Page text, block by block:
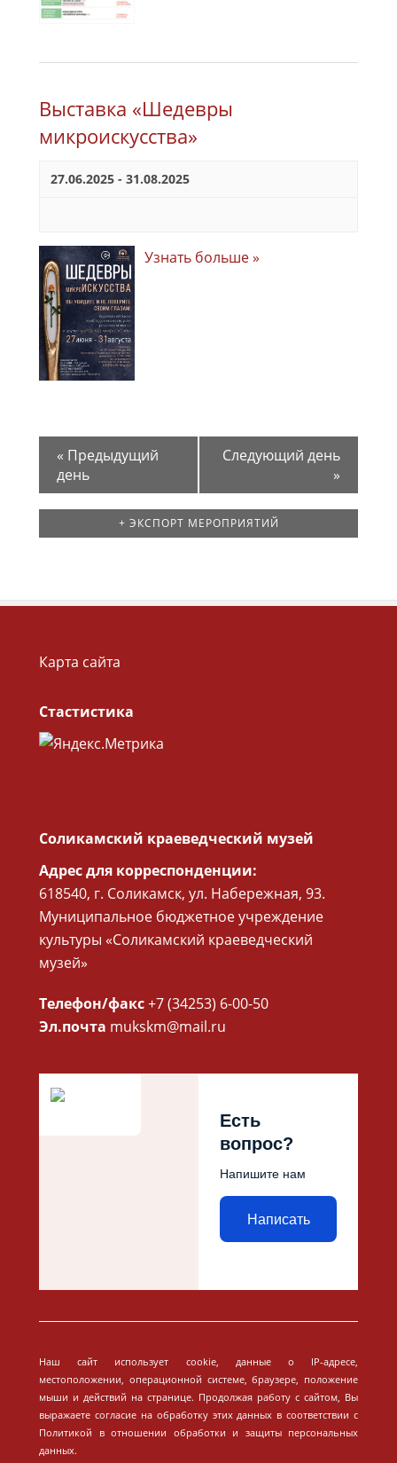
Выставка «Шедевры
микроискусства»
27.06.2025 - 31.08.2025
Узнать больше »
« Предыдущий
день
Следующий день
»
+ ЭКСПОРТ МЕРОПРИЯТИЙ
Карта сайта
Стастистика
Соликамский краеведческий музей
Адрес для корреспонденции:
618540, г. Соликамск, ул. Набережная, 93.
Муниципальное бюджетное учреждение
культуры «Соликамский краеведческий
музей»
Телефон/факс+7 (34253) 6-00-50
Эл.почта mukskm@mail.ru
Есть
вопрос?
Напишите нам
Написать
Наш сайт использует cookie, данные о IP-адресе,
местоположении, операционной системе, браузере, положение
мыши и действий на странице. Продолжая работу с сайтом, Вы
выражаете согласие на обработку этих данных в соответствии с
Политикой в отношении обработки и защиты персональных
данных.